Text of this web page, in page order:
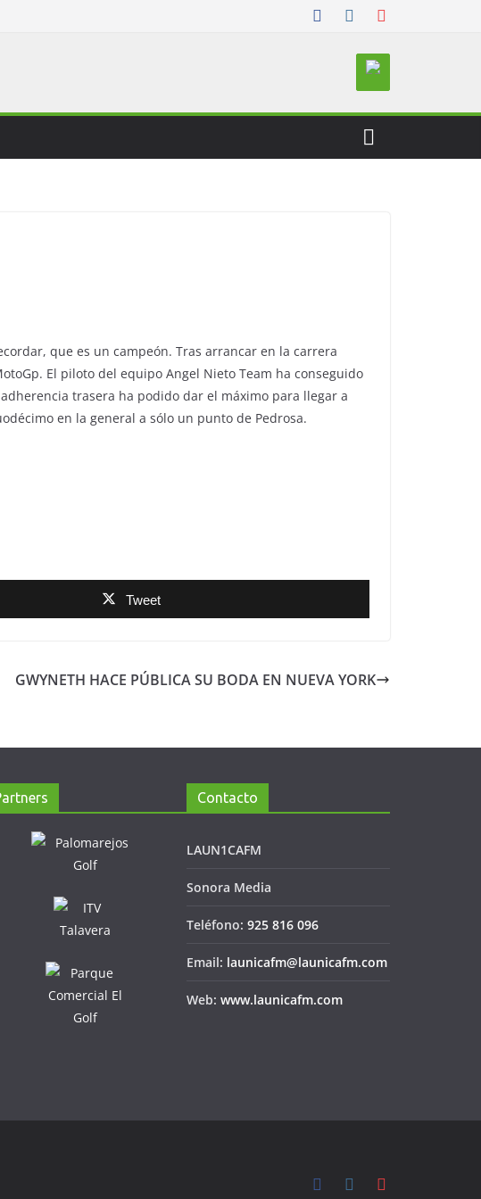
que es un campeón. Tras arrancar en la carrera
El piloto del equipo Angel Nieto Team ha conseguido
trasera ha podido dar el máximo para llegar a
en la general a sólo un punto de Pedrosa.
Tweet
GWYNETH HACE PÚBLICA SU BODA EN NUEVA YORK
Contacto
LAUN1CAFM
Sonora Media
Teléfono: 925 816 096
Email: launicafm@launicafm.com
Web: www.launicafm.com